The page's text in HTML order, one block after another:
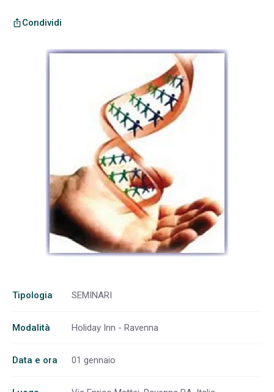
ios_shareCondividi
Tipologia SEMINARI
Modalità Holiday Inn - Ravenna
Data e ora 01 gennaio